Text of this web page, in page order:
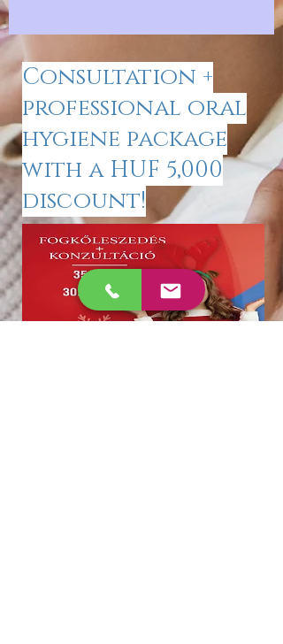
Consultation +
professional oral
hygiene package
with a HUF 5,000
discount!